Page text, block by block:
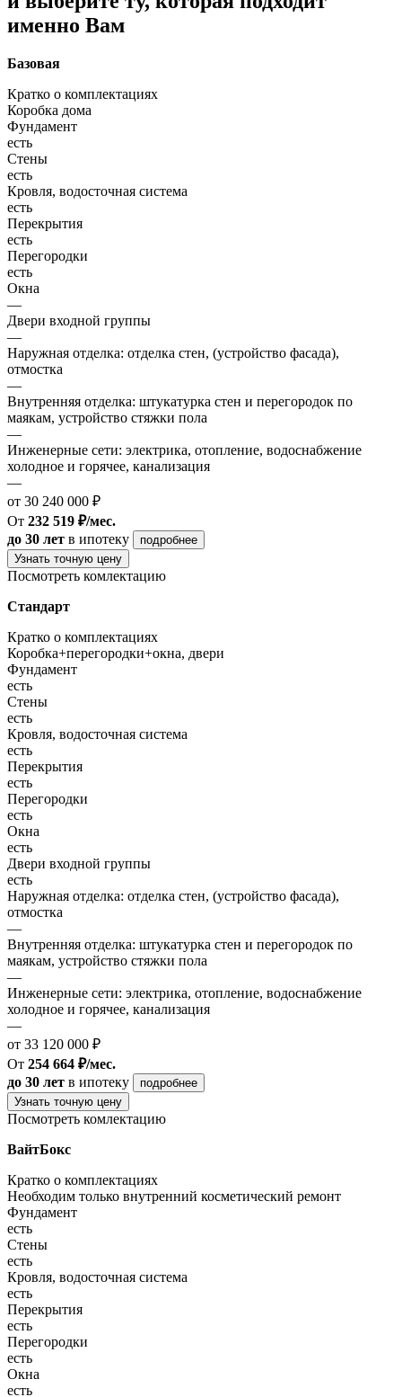
именно Вам
Базовая
Кратко о комплектациях
Коробка дома
Фундамент
есть
Стены
есть
Кровля, водосточная система
есть
Перекрытия
есть
Перегородки
есть
Окна
—
Двери входной группы
—
Наружная отделка: отделка стен, (устройство фасада),
отмостка
—
Внутренняя отделка: штукатурка стен и перегородок по
маякам, устройство стяжки пола
—
Инженерные сети: электрика, отопление, водоснабжение
холодное и горячее, канализация
—
от 30 240 000 ₽
От 232 519 ₽/мес.
до 30 лет в ипотеку
подробнее
Узнать точную цену
Посмотреть комлектацию
Стандарт
Кратко о комплектациях
Коробка+перегородки+окна, двери
Фундамент
есть
Стены
есть
Кровля, водосточная система
есть
Перекрытия
есть
Перегородки
есть
Окна
есть
Двери входной группы
есть
Наружная отделка: отделка стен, (устройство фасада),
отмостка
—
Внутренняя отделка: штукатурка стен и перегородок по
маякам, устройство стяжки пола
—
Инженерные сети: электрика, отопление, водоснабжение
холодное и горячее, канализация
—
от 33 120 000 ₽
От 254 664 ₽/мес.
до 30 лет в ипотеку
подробнее
Узнать точную цену
Посмотреть комлектацию
ВайтБокс
Кратко о комплектациях
Необходим только внутренний косметический ремонт
Фундамент
есть
Стены
есть
Кровля, водосточная система
есть
Перекрытия
есть
Перегородки
есть
Окна
есть